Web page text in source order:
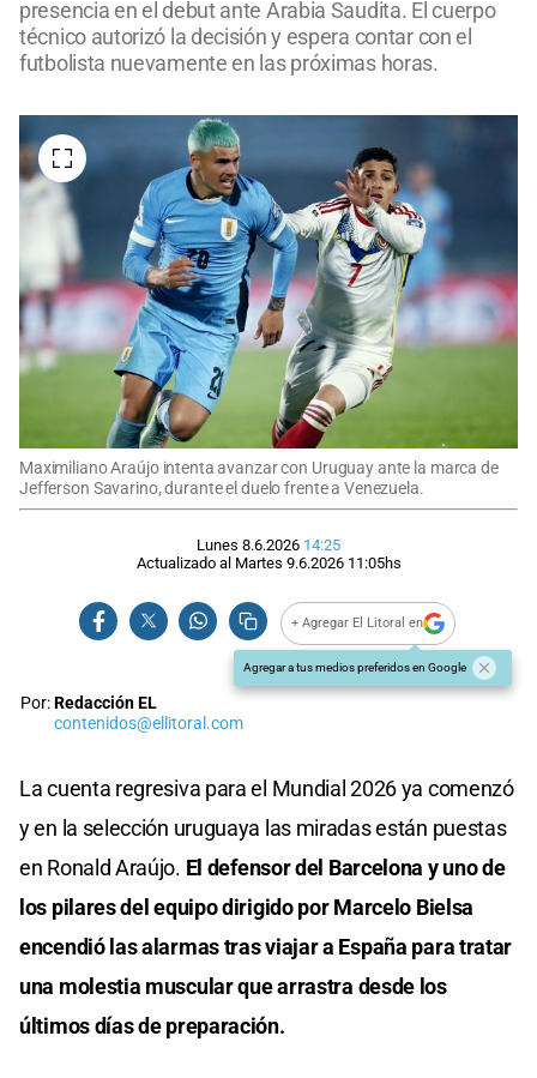
presencia en el debut ante Arabia Saudita. El cuerpo
técnico autorizó la decisión y espera contar con el
futbolista nuevamente en las próximas horas.
Maximiliano Araújo intenta avanzar con Uruguay ante la marca de
Jefferson Savarino, durante el duelo frente a Venezuela.
Lunes 8.6.2026 14:25
Actualizado al Martes 9.6.2026 11:05hs
+ Agregar El Litoral en
Agregar a tus medios preferidos en Google
Por:Redacción EL
contenidos@ellitoral.com
La cuenta regresiva para el Mundial 2026 ya comenzó
y en la selección uruguaya las miradas están puestas
en Ronald Araújo. El defensor del Barcelona y uno de
los pilares del equipo dirigido por Marcelo Bielsa
encendió las alarmas tras viajar a España para tratar
una molestia muscular que arrastra desde los
últimos días de preparación.